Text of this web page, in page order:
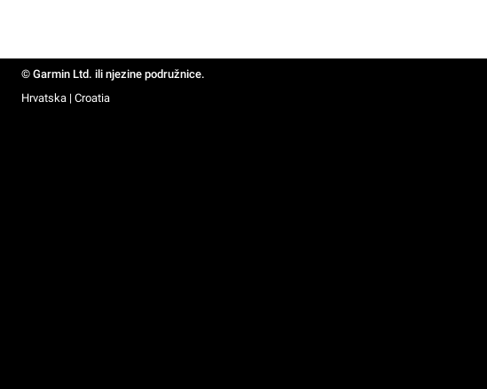
© Garmin Ltd. ili njezine podružnice.
Hrvatska | Croatia